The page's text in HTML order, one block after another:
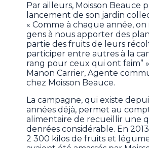
Par ailleurs, Moisson Beauce
lancement de son jardin
« Comme à chaque année, on
gens à nous apporter des
partie des fruits de leurs
participer entre autres à la
rang pour ceux qui ont faim”
Manon Carrier, Agente
chez Moisson Beauce.
La campagne, qui existe
années déjà, permet au
alimentaire de recueillir une
denrées considérable. En
2 300 kilos de fruits et